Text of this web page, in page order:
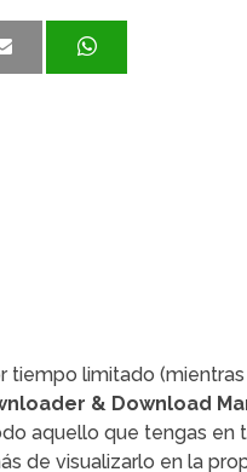
tiempo limitado (mientras
& Download
aquello que tengas en
de visualizarlo en la